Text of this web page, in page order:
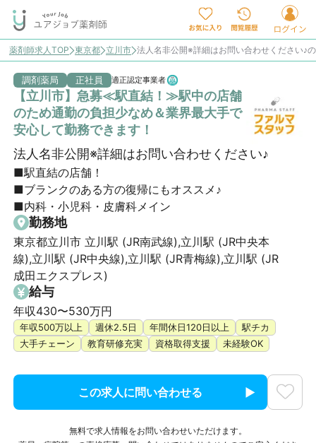
薬剤師求人TOP 東京都 立川市 法人名非公開※詳細はお問い合わせください♪
調剤薬局 正社員 適正認定事業者
【立川市】急募≪駅直結！≫駅中の店舗
のため通勤の負担少なめ＆業界最大手で
安心して勤務できます！
法人名非公開※詳細はお問い合わせください♪
■駅直結の店舗！
■ブランクのある方の復帰にもオススメ♪
■内科・小児科・皮膚科メイン
勤務地
東京都立川市 立川駅 (JR南武線),立川駅 (JR中央本
線),立川駅 (JR中央線),立川駅 (JR青梅線),立川駅 (JR
成田エクスプレス)
給与
年収430〜530万円
年収500万以上 週休2.5日 年間休日120日以上
駅チカ
大手チェーン
教育研修充実 資格取得支援 未経験OK
この求人に問い合わせる
無料で求人情報をお問い合わせいただけます。